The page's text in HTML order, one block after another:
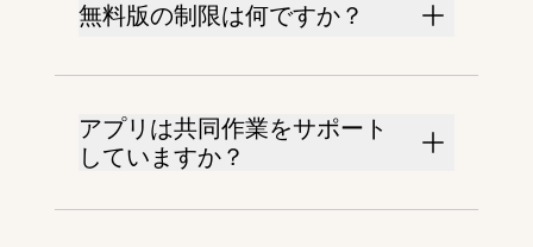
無料版の制限は何ですか？
アプリは共同作業をサポート
していますか？